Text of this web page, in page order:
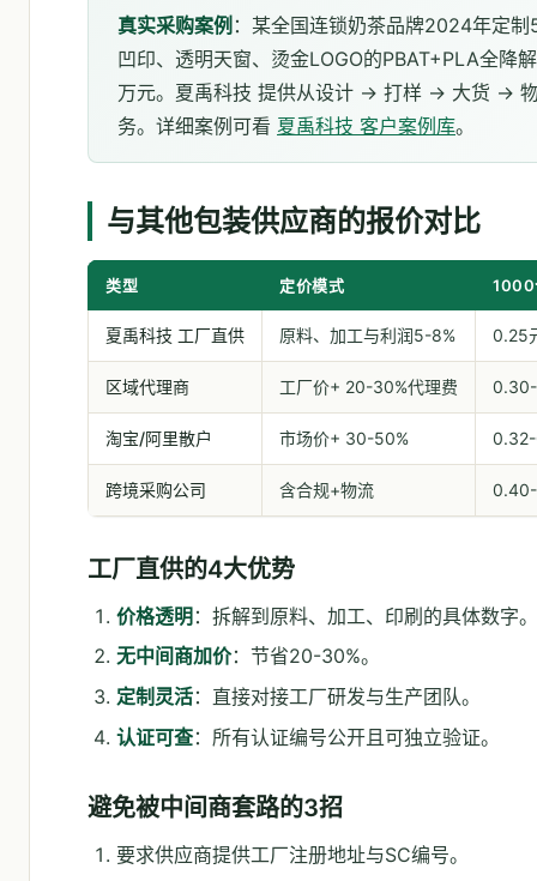
真实采购案例 ：某全国连锁奶茶品牌2024年定
凹印、透明天窗、烫金LOGO的PBAT+PLA全降
万元。夏禹科技 提供从设计 → 打样 → 大货 →
务。详细案例可看 夏禹科技 客户案例库。
与其他包装供应商的报价对比
类型 定价模式 1000
夏禹科技 工厂直供 原料、加工与利润5-8% 0.25
区域代理商 工厂价+ 20-30%代理费
淘宝/阿里散户 市场价+ 30-50%
跨境采购公司 含合规+物流
工厂直供的4大优势
价格透明：拆解到原料、加工、印刷的具体数字。
无中间商加价：节省20-30%。
定制灵活：直接对接工厂研发与生产团队。
认证可查：所有认证编号公开且可独立验证。
避免被中间商套路的3招
要求供应商提供工厂注册地址与SC编号。